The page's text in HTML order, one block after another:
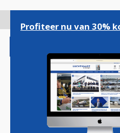
gaan
Magazine
Profiteer nu van 30%